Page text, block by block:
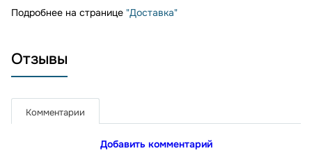
Подробнее на странице "Доставка"
Отзывы
Комментарии
Добавить комментарий